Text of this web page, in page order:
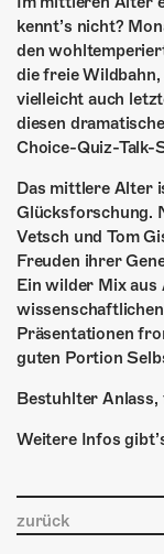
SHOP
kennt’s nicht?
den
die freie
vielleicht auch
diesen
Choice-Quiz-Talk-
Das mittlere Alter
Glücksforschung.
Vetsch und Tom
Freuden ihrer
Ein wilder Mix aus
Präsentationen
guten Portion
Bestuhlter Anlass,
Weitere Infos
zurück